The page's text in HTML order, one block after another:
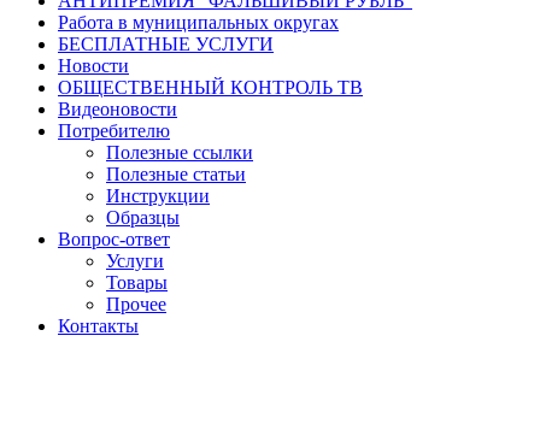
Работа в муниципальных округах
БЕСПЛАТНЫЕ УСЛУГИ
Новости
ОБЩЕСТВЕННЫЙ КОНТРОЛЬ ТВ
Видеоновости
Потребителю
Полезные ссылки
Полезные статьи
Инструкции
Образцы
Вопрос-ответ
Услуги
Товары
Прочее
Контакты